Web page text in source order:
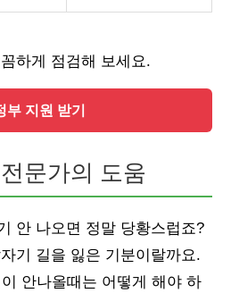
하게 점검해 보세요.
부 지원 받기
문가의 도움
안 나오면 정말 당황스럽죠?
기 길을 잃은 기분이랄까요.
안나올때는 어떻게 해야 하